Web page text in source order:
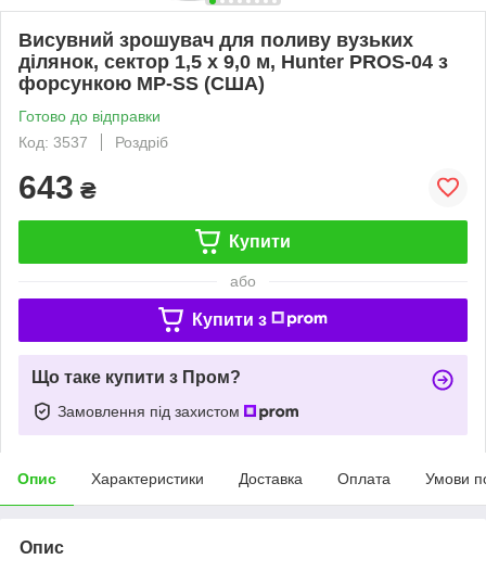
Висувний зрошувач для поливу вузьких
ділянок, сектор 1,5 х 9,0 м, Hunter PROS-04 з
форсункою MP-SS (США)
Готово до відправки
Код: 3537
Роздріб
643 ₴
Купити
або
Купити з
Що таке купити з Пром?
Замовлення під захистом
Опис Характеристики Доставка Оплата Умови
Опис